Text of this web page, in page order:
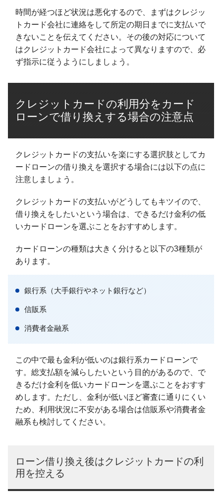
時間が経つほど状況は悪化するので、まずはクレジッ
トカード会社に連絡をして所定の期日までに支払いで
きないことを伝えてください。その後の対応について
はクレジットカード会社によって異なりますので、必
ず指示に従うようにしましょう。
クレジットカードの利用分をカード
ローンで借り換えする場合の注意点
クレジットカードの支払いを楽にする選択肢としてカ
ードローンの借り換えを選択する場合には以下の点に
注意しましょう。
クレジットカードの支払いがどうしてもキツイので、
借り換えをしたいという場合は、できるだけ金利の低
いカードローンを選ぶことをおすすめします。
カードローンの種類は大きく分けると以下の3種類が
あります。
銀行系（大手銀行やネット銀行など）
信販系
消費者金融系
この中で最も金利が低いのは銀行系カードローンで
す。総支払額を減らしたいという目的があるので、で
きるだけ金利を低いカードローンを選ぶことをおすす
めします。ただし、金利が低いほど審査に通りにくい
ため、利用状況に不安がある場合は信販系や消費者金
融系も検討してください。
ローン借り換え後はクレジットカードの利
用を控える